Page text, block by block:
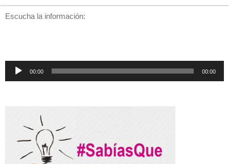
Escucha la información:
Reproductor
00:00 00:00